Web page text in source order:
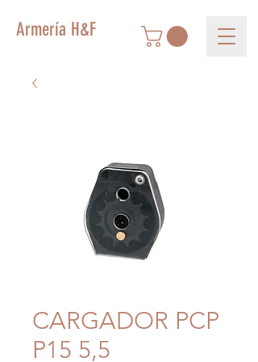
Armería H&F
CARGADOR PCP
P15 5,5